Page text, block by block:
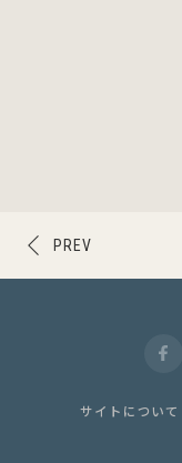
PREV
サイトについて